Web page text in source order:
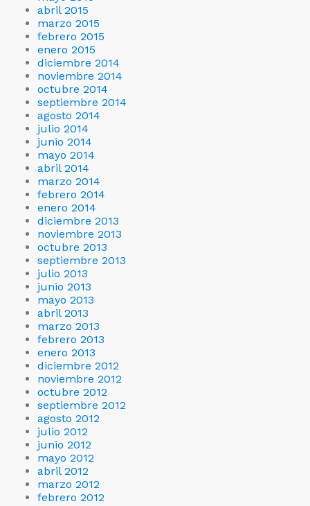
abril 2015
marzo 2015
febrero 2015
enero 2015
diciembre 2014
noviembre 2014
octubre 2014
septiembre 2014
agosto 2014
julio 2014
junio 2014
mayo 2014
abril 2014
marzo 2014
febrero 2014
enero 2014
diciembre 2013
noviembre 2013
octubre 2013
septiembre 2013
julio 2013
junio 2013
mayo 2013
abril 2013
marzo 2013
febrero 2013
enero 2013
diciembre 2012
noviembre 2012
octubre 2012
septiembre 2012
agosto 2012
julio 2012
junio 2012
mayo 2012
abril 2012
marzo 2012
febrero 2012